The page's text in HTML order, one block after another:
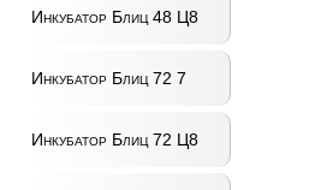
Инкубатор Блиц 48 Ц8
Инкубатор Блиц 72 7
Инкубатор Блиц 72 Ц8